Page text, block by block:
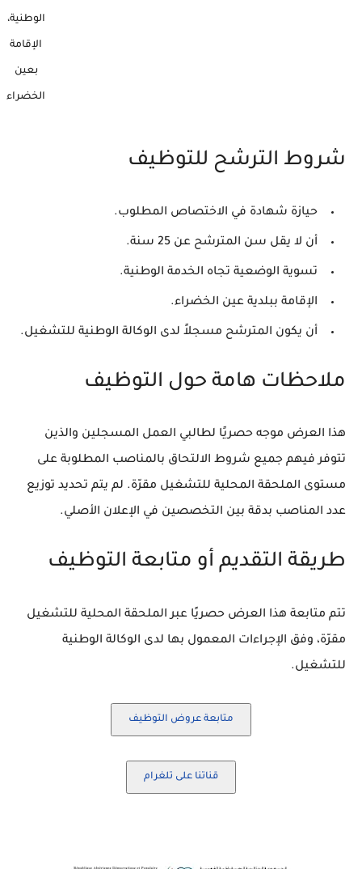
الوطنية،
الإقامة
بعين
الخضراء
شروط الترشح للتوظيف
حيازة شهادة في الاختصاص المطلوب.
أن لا يقل سن المترشح عن 25 سنة.
تسوية الوضعية تجاه الخدمة الوطنية.
الإقامة ببلدية عين الخضراء.
أن يكون المترشح مسجلاً لدى الوكالة الوطنية للتشغيل.
ملاحظات هامة حول التوظيف
هذا العرض موجه حصريًا لطالبي العمل المسجلين والذين
تتوفر فيهم جميع شروط الالتحاق بالمناصب المطلوبة على
مستوى الملحقة المحلية للتشغيل مقرّة. لم يتم تحديد توزيع
عدد المناصب بدقة بين التخصصين في الإعلان الأصلي.
طريقة التقديم أو متابعة التوظيف
تتم متابعة هذا العرض حصريًا عبر الملحقة المحلية للتشغيل
مقرّة، وفق الإجراءات المعمول بها لدى الوكالة الوطنية
للتشغيل.
متابعة عروض التوظيف
قناتنا على تلغرام